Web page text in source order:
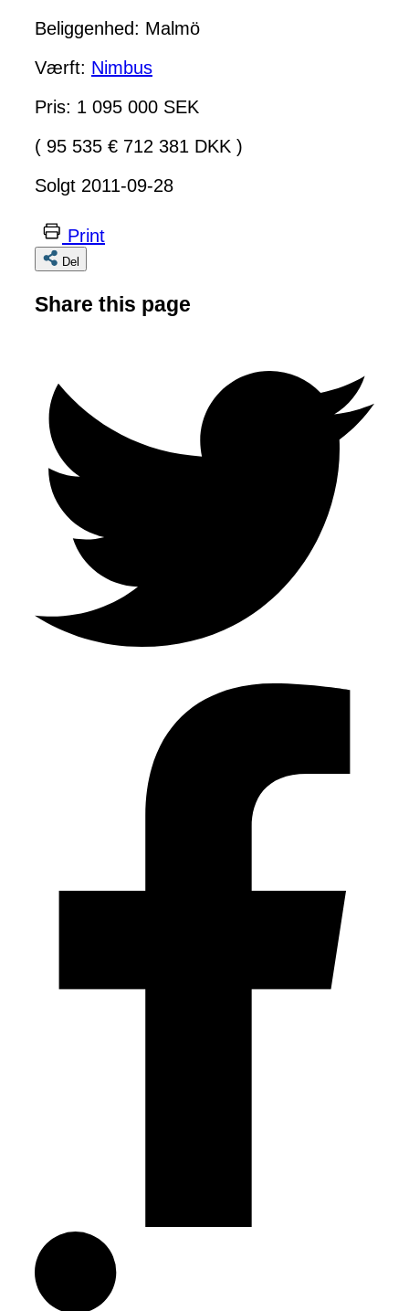
Beliggenhed: Malmö
Værft: Nimbus
Pris: 1 095 000 SEK
( 95 535 € 712 381 DKK )
Solgt 2011-09-28
Print
Del
Share this page